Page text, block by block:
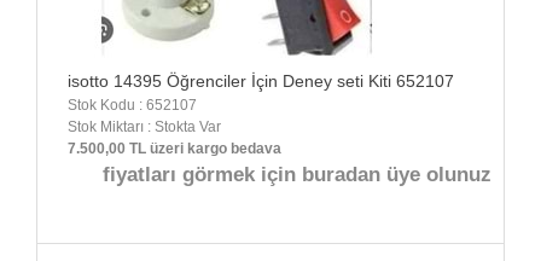
isotto 14395 Öğrenciler İçin Deney seti Kiti 652107
Stok Kodu : 652107
Stok Miktarı : Stokta Var
7.500,00 TL üzeri kargo bedava
fiyatları görmek için buradan üye olunuz